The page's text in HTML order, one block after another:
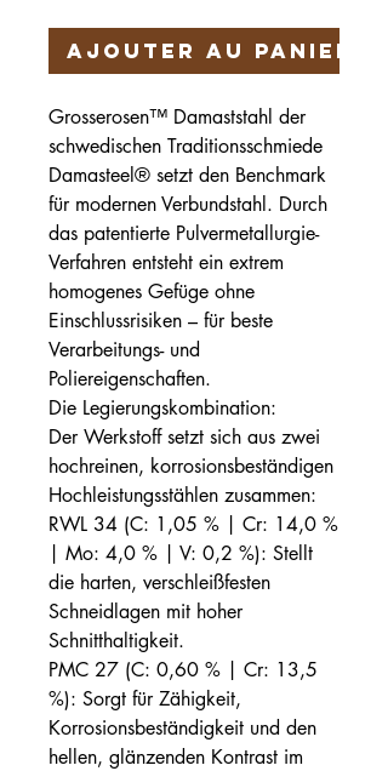
Ajouter au panier
Grosserosen™ Damaststahl der
schwedischen Traditionsschmiede
Damasteel® setzt den Benchmark
für modernen Verbundstahl. Durch
das patentierte Pulvermetallurgie-
Verfahren entsteht ein extrem
homogenes Gefüge ohne
Einschlussrisiken – für beste
Verarbeitungs- und
Poliereigenschaften.
Die Legierungskombination:
Der Werkstoff setzt sich aus zwei
hochreinen, korrosionsbeständigen
Hochleistungsstählen zusammen:
RWL 34 (C: 1,05 % | Cr: 14,0 %
| Mo: 4,0 % | V: 0,2 %): Stellt
die harten, verschleißfesten
Schneidlagen mit hoher
Schnitthaltigkeit.
PMC 27 (C: 0,60 % | Cr: 13,5
%): Sorgt für Zähigkeit,
Korrosionsbeständigkeit und den
hellen, glänzenden Kontrast im